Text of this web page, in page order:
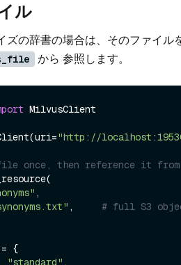
ル
ズの辞書の場合は、そのファイル
から 参照します。
MilvusClient
"http://
once, then reference it
,
, # full S3
= {